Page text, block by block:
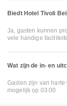
Biedt Hotel Tivoli
Ja, gasten kunnen
vele handige
Wat zijn de in- en
Gasten zijn van
mogelijk op 03:00